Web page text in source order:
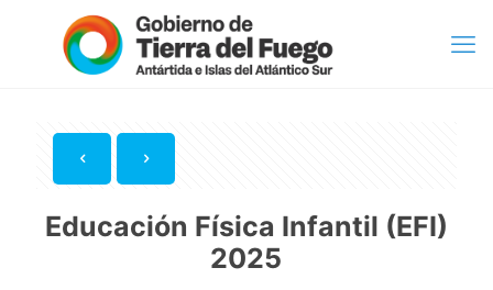
Educación Física Infantil (EFI)
2025